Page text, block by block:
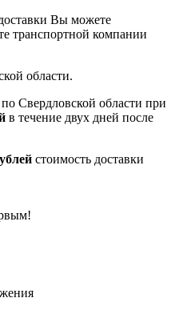
Вы можете
транспортной компании
области.
по Свердловской области при
в течение двух дней после
стоимость доставки